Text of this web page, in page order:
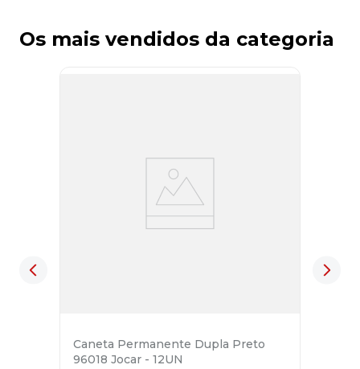
Os mais vendidos da categoria
Caneta Permanente Dupla Preto
96018 Jocar - 12UN